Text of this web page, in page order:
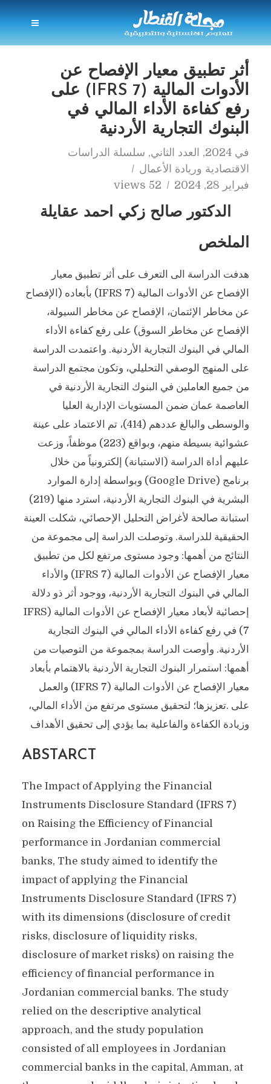
أثر تطبيق معيار الإفصاح عن
الأدوات المالية (IFRS 7) على
رفع كفاءة الأداء المالي في
البنوك التجارية الأردنية
في 2024
, العدد الثاني, سلسلة الدراسات
الاقتصادية وريادة الأعمال
فبراير 28, 2024
52 views
الدكتور صالح زكي احمد عقايلة
الملخص
هدفت الدراسة الى التعرف على أثر تطبيق معيار
الإفصاح عن الأدوات المالية (IFRS 7) بأبعاده (الإفصاح
عن مخاطر الإئتمان، الإفصاح عن مخاطر السيولة،
الإفصاح عن مخاطر السوق) على رفع كفاءة الأداء
المالي في البنوك التجارية الأردنية. واعتمدت الدراسة
على المنهج الوصفي التحليلي، وتكون مجتمع الدراسة
من جميع العاملين في البنوك التجارية الأردنية في
العاصمة عمان ضمن المستويات الإدارية العليا
والوسطى والبالغ عددهم (414)، تم الاعتماد على عينة
عشوائية بسيطة منهم، وبواقع (223) موظفاً، وزعت
عليهم أداة الدراسة (الاستبانة) إلكترونياً من خلال
برنامج (Google Drive) وبواسطة إدارة الموارد
البشرية في البنوك التجارية الأردنية، استرد منها (219)
استبانة صالحة لأغراض التحليل الإحصائي، شكلت العينة
الحقيقية للدراسة. وتوصلت الدراسة إلى مجموعة من
النتائج من أهمها: وجود مستوى مرتفع لكل من تطبيق
معيار الإفصاح عن الأدوات المالية (IFRS 7) والأداء
المالي في البنوك التجارية الأردنية، ووجود أثر ذو دلالة
إحصائية لأبعاد معيار الإفصاح عن الأدوات المالية (IFRS
7) في رفع كفاءة الأداء المالي في البنوك التجارية
الأردنية. وأوصت الدراسة بمجموعة من التوصيات من
أهمها: استمرار البنوك التجارية الأردنية بالاهتمام بأبعاد
معيار الإفصاح عن الأدوات المالية (IFRS 7) والعمل
على .تعزيزها؛ لتحقيق مستوى مرتفع من الأداء المالي،
وزيادة الكفاءة والفاعلية بما يؤدي إلى تحقيق الأهداف
ABSTARCT
The Impact of Applying the Financial
Instruments Disclosure Standard (IFRS 7)
on Raising the Efficiency of Financial
performance in Jordanian commercial
banks, The study aimed to identify the
impact of applying the Financial
Instruments Disclosure Standard (IFRS 7)
with its dimensions (disclosure of credit
risks, disclosure of liquidity risks,
disclosure of market risks) on raising the
efficiency of financial performance in
Jordanian commercial banks. The study
relied on the descriptive analytical
approach, and the study population
consisted of all employees in Jordanian
commercial banks in the capital, Amman, at